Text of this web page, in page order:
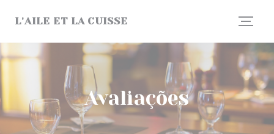
L'AILE ET LA CUISSE
Avaliações